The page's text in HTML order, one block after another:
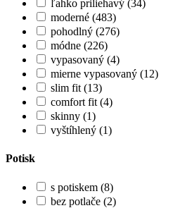
ľahko priliehavý (34)
moderné (483)
pohodlný (276)
módne (226)
vypasovaný (4)
mierne vypasovaný (12)
slim fit (13)
comfort fit (4)
skinny (1)
vyštíhlený (1)
Potisk
s potiskem (8)
bez potlače (2)